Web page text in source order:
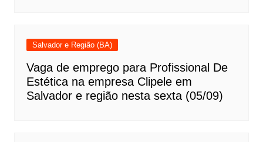
Salvador e Região (BA)
Vaga de emprego para Profissional De
Estética na empresa Clipele em
Salvador e região nesta sexta (05/09)